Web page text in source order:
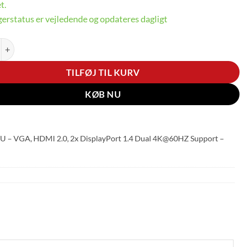
er vejledende og opdateres dagligt
Ultra Docking Station – Type 40AJ Model
TILFØJ TIL KURV
KØB NU
– VGA, HDMI 2.0, 2x DisplayPort 1.4 Dual 4K@60HZ Support –